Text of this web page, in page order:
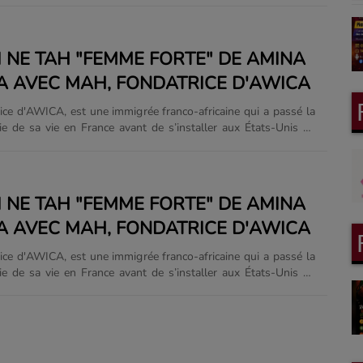
NE TAH "FEMME FORTE" DE AMINA
AVEC MAH, FONDATRICE D'AWICA
d'AWICA, est une immigrée franco-africaine qui a passé la
de sa vie en France avant de s’installer aux États-Unis en
internationales. Mariée à un Américain, Mah est
bilingue en français et en anglais, et maîtrise également
africains. Son expertise s'étend au leadership, à la
au développement communautaire, à la gestion......
NE TAH "FEMME FORTE" DE AMINA
AVEC MAH, FONDATRICE D'AWICA
d'AWICA, est une immigrée franco-africaine qui a passé la
de sa vie en France avant de s’installer aux États-Unis en